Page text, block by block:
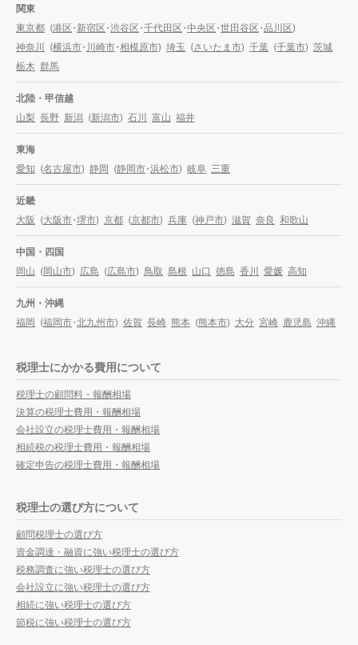
関東
東京都 (港区・新宿区・渋谷区・千代田区・中央区・世田谷区・品川区)
神奈川 (横浜市・川崎市・相模原市) 埼玉 (さいたま市) 千葉 (千葉市) 茨城
栃木 群馬
北陸・甲信越
山梨 長野 新潟 (新潟市) 石川 富山 福井
東海
愛知 (名古屋市) 静岡 (静岡市・浜松市) 岐阜 三重
近畿
大阪 (大阪市・堺市) 京都 (京都市) 兵庫 (神戸市) 滋賀 奈良 和歌山
中国・四国
岡山 (岡山市) 広島 (広島市) 鳥取 島根 山口 徳島 香川 愛媛 高知
九州・沖縄
福岡 (福岡市・北九州市) 佐賀 長崎 熊本 (熊本市) 大分 宮崎 鹿児島 沖縄
税理士にかかる費用について
税理士の顧問料・報酬相場
決算の税理士費用・報酬相場
会社設立の税理士費用・報酬相場
相続税の税理士費用・報酬相場
確定申告の税理士費用・報酬相場
税理士の選び方について
顧問税理士の選び方
資金調達・融資に強い税理士の選び方
税務調査に強い税理士の選び方
会社設立に強い税理士の選び方
相続に強い税理士の選び方
節税に強い税理士の選び方